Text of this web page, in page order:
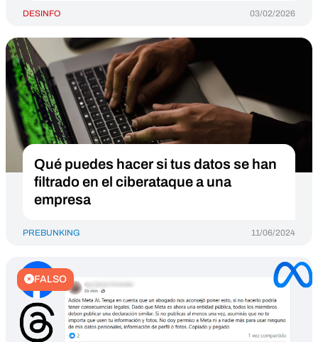
DESINFO 03/02/2026
Qué puedes hacer si tus datos se han
filtrado en el ciberataque a una
empresa
PREBUNKING 11/06/2024
FALSO